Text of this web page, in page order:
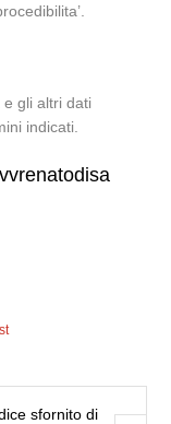
gli altri dati
indicati.
sfornito di